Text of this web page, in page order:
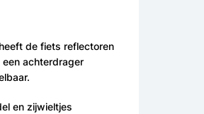
de fiets reflectoren
achterdrager
en zijwieltjes